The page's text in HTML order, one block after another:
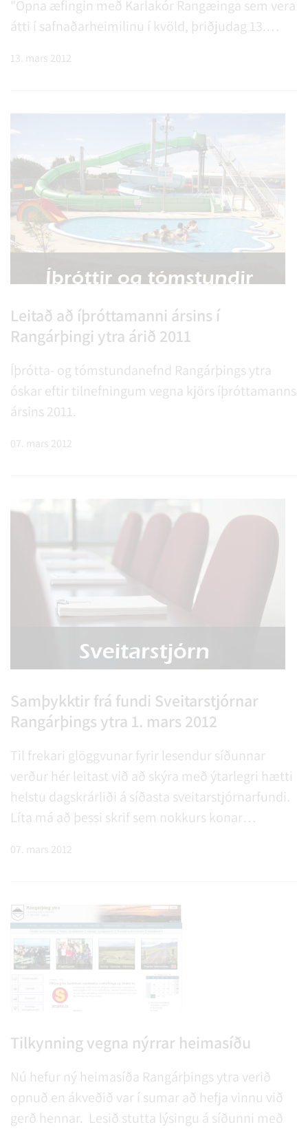
"Opna æfingin með Karlakór Rangæinga sem vera
átti í safnaðarheimilinu í kvöld, þriðjudag 13.
13. mars 2012
Leitað að íþróttamanni ársins í
Rangárþingi ytra árið 2011
Íþrótta- og tómstundanefnd Rangárþings ytra
óskar eftir tilnefningum vegna kjörs íþróttamanns
ársins 2011.
07. mars 2012
Samþykktir frá fundi Sveitarstjórnar
Rangárþings ytra 1. mars 2012
Til frekari glöggvunar fyrir lesendur síðunnar
verður hér leitast við að skýra með ýtarlegri hætti
helstu dagskrárliði á síðasta sveitarstjórnarfundi.
Líta má að þessi skrif sem nokkurs konar
fundinum voru til umfjöllunar og afgreiðslu.
07. mars 2012
Tilkynning vegna nýrrar heimasíðu
Nú hefur ný heimasíða Rangárþings ytra verið
opnuð en ákveðið var í sumar að hefja vinnu við
gerð hennar. Lesið stutta lýsingu á síðunni með